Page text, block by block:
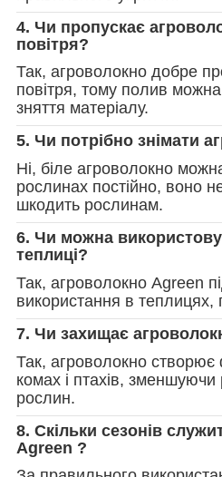
4. Чи пропускає
повітря?
Так, агроволокно добре
повітря, тому полив
зняття матеріалу.
5. Чи потрібно знімати
Ні, біле агроволокно
рослинах постійно, воно
шкодить рослинам.
6. Чи можна
теплиці?
Так, агроволокно Agreen
використання в теплицях,
7. Чи захищає
Так, агроволокно створює
комах і птахів,
рослин.
8. Скільки сезонів
Agreen ?